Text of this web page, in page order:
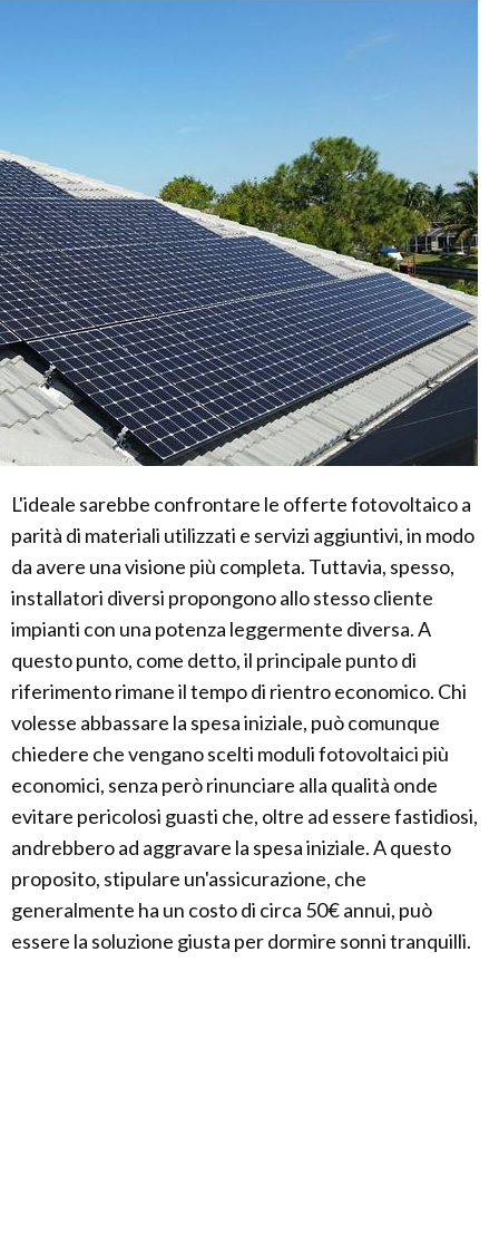
L'ideale sarebbe confrontare le offerte fotovoltaico a
parità di materiali utilizzati e servizi aggiuntivi, in modo
da avere una visione più completa. Tuttavia, spesso,
installatori diversi propongono allo stesso cliente
impianti con una potenza leggermente diversa. A
questo punto, come detto, il principale punto di
riferimento rimane il tempo di rientro economico. Chi
volesse abbassare la spesa iniziale, può comunque
chiedere che vengano scelti moduli fotovoltaici più
economici, senza però rinunciare alla qualità onde
evitare pericolosi guasti che, oltre ad essere fastidiosi,
andrebbero ad aggravare la spesa iniziale. A questo
proposito, stipulare un'assicurazione, che
generalmente ha un costo di circa 50€ annui, può
essere la soluzione giusta per dormire sonni tranquilli.